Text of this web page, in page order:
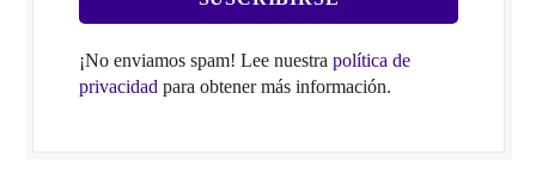
¡No enviamos spam! Lee nuestra política de
privacidad para obtener más información.